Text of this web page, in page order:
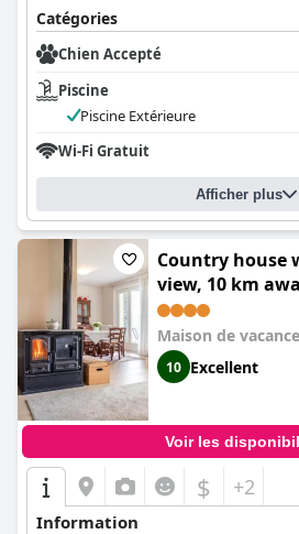
Catégories
Chien Accepté
Piscine
Piscine Extérieure
Wi-Fi Gratuit
Afficher plus
Country house
view, 10 km
Maison de
10 Excellent
Voir les
$ +2
Information